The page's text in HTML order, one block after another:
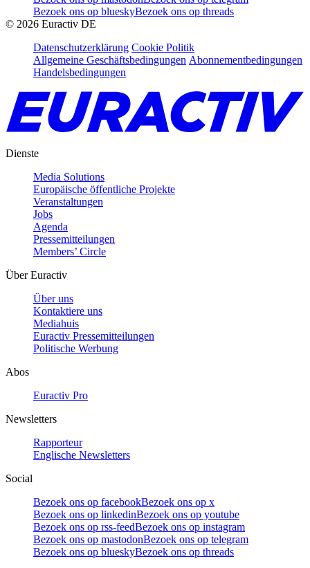
Bezoek ons op blueskyBezoek ons op threads
© 2026 Euractiv DE
Datenschutzerklärung Cookie Politik
Allgemeine Geschäftsbedingungen Abonnementbedingungen
Handelsbedingungen
Dienste
Media Solutions
Europäische öffentliche Projekte
Veranstaltungen
Jobs
Agenda
Pressemitteilungen
Members’ Circle
Über Euractiv
Über uns
Kontaktiere uns
Mediahuis
Euractiv Pressemitteilungen
Politische Werbung
Abos
Euractiv Pro
Newsletters
Rapporteur
Englische Newsletters
Social
Bezoek ons op facebookBezoek ons op x
Bezoek ons op linkedinBezoek ons op youtube
Bezoek ons op rss-feedBezoek ons op instagram
Bezoek ons op mastodonBezoek ons op telegram
Bezoek ons op blueskyBezoek ons op threads